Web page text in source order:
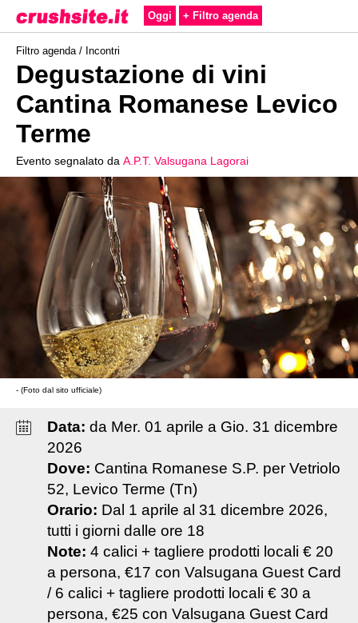
Oggi + Filtro agenda
Filtro agenda / Incontri
Degustazione di vini
Cantina Romanese Levico
Terme
Evento segnalato da A.P.T. Valsugana Lagorai
- (Foto dal sito ufficiale)
Data: da Mer. 01 aprile a Gio. 31 dicembre
2026
Dove: Cantina Romanese S.P. per Vetriolo
52, Levico Terme (Tn)
Orario: Dal 1 aprile al 31 dicembre 2026,
tutti i giorni dalle ore 18
Note: 4 calici + tagliere prodotti locali € 20
a persona, €17 con Valsugana Guest Card
/ 6 calici + tagliere prodotti locali € 30 a
persona, €25 con Valsugana Guest Card